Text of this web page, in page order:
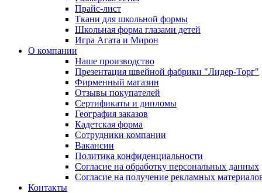
Прайс-лист
Ткани для школьной формы
Школьная форма глазами детей
Игра Агата и Мирон
О компании
Наше производство
Презентация швейной фабрики "Лидер-Торг"
Фирменный магазин
Отзывы покупателей
Сертификаты и дипломы
География заказов
Кадетская форма
Сотрудники компании
Вакансии
Политика конфиденциальности
Согласие на обработку персональных данных
Согласие на получение рекламных
Контакты